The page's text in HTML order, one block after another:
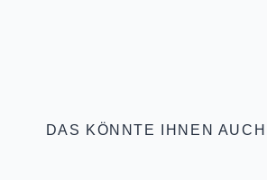
DAS KÖNNTE IHNEN